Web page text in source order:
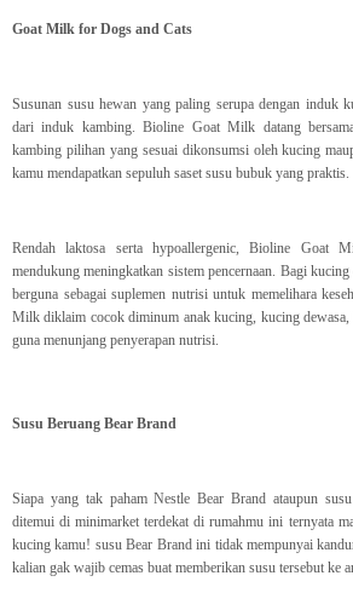
Goat Milk for Dogs and Cats
Susunan susu hewan yang paling serupa dengan induk
dari induk kambing. Bioline Goat Milk datang
kambing pilihan yang sesuai dikonsumsi oleh kucing
kamu mendapatkan sepuluh saset susu bubuk yang praktis.
Rendah laktosa serta hypoallergenic, Bioline Goat
mendukung meningkatkan sistem pencernaan. Bagi
berguna sebagai suplemen nutrisi untuk memelihara
Milk diklaim cocok diminum anak kucing, kucing
guna menunjang penyerapan nutrisi.
Susu Beruang Bear Brand
Siapa yang tak paham Nestle Bear Brand ataupun
ditemui di minimarket terdekat di rumahmu ini ternyata
kucing kamu! susu Bear Brand ini tidak mempunyai
kalian gak wajib cemas buat memberikan susu tersebut ke